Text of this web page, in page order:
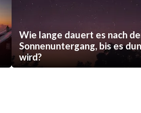
Wie lange dauert es nach
Sonnenuntergang, bis es
wird?